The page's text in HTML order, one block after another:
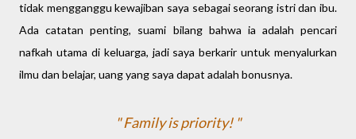
tidak mengganggu kewajiban saya sebagai seorang istri dan ibu.
Ada catatan penting, suami bilang bahwa ia adalah pencari
nafkah utama di keluarga, jadi saya berkarir untuk menyalurkan
ilmu dan belajar, uang yang saya dapat adalah bonusnya.
" Family is priority! "